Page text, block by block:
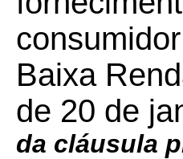
Baixa
de 20 de
da cláusula